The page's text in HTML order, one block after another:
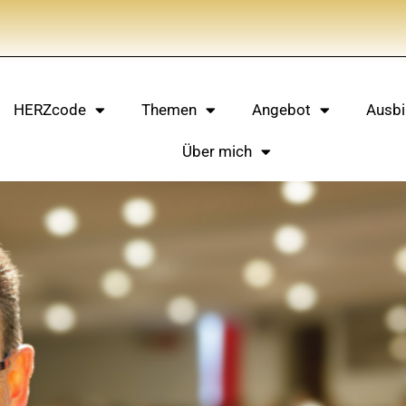
HERZcode Themen Angebot
Über mich